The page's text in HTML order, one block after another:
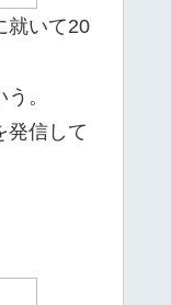
就いて20
。
発信して